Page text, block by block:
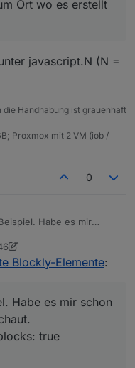
Ort wo es erstellt
javascript.N (N =
Handhabung ist grauenhaft
Proxmox mit 2 VM (iob /
0
Habe es mir
blocks: true
ist mit der Methode
"Containern"
2019, 11:47
Blockly-Elemente:
Habe es mir schon
true